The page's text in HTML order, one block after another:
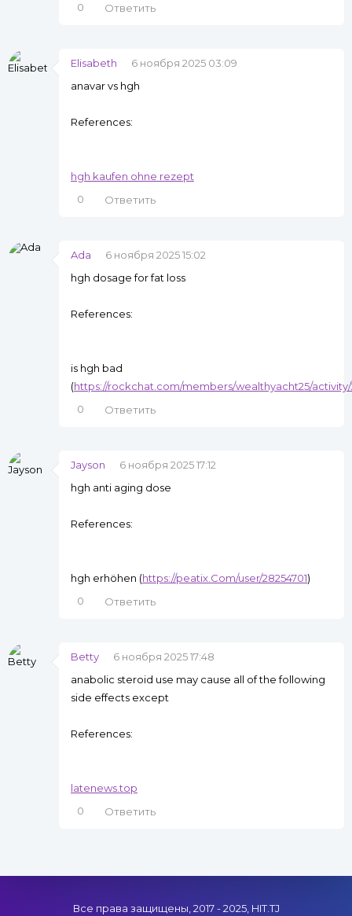
0
Ответить
Elisabeth
6 ноября 2025 03:09
anavar vs hgh
References:
hgh kaufen ohne rezept
0
Ответить
Ada
6 ноября 2025 15:02
hgh dosage for fat loss
References:
is hgh bad
(https://rockchat.com/members/wealthyacht25/activity/
0
Ответить
Jayson
6 ноября 2025 17:12
hgh anti aging dose
References:
hgh erhöhen (https://peatix.Com/user/28254701)
0
Ответить
Betty
6 ноября 2025 17:48
anabolic steroid use may cause all of the following
side effects except
References:
latenews.top
0
Ответить
Все права защищены, 2017 - 2025, HIT.TJ